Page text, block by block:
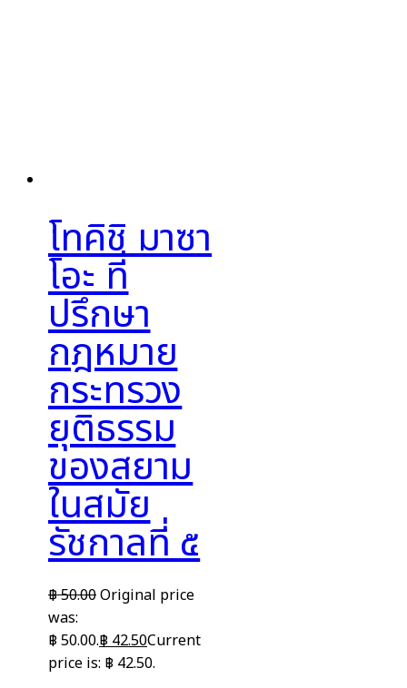
โทคิชิ มาซา
โอะ ที่
ปรึกษา
กฎหมาย
กระทรวง
ยุติธรรม
ของสยาม
ในสมัย
รัชกาลที่ ๕
฿50.00Original price
was:
฿ 50.00.฿42.50Current
price is: ฿ 42.50.